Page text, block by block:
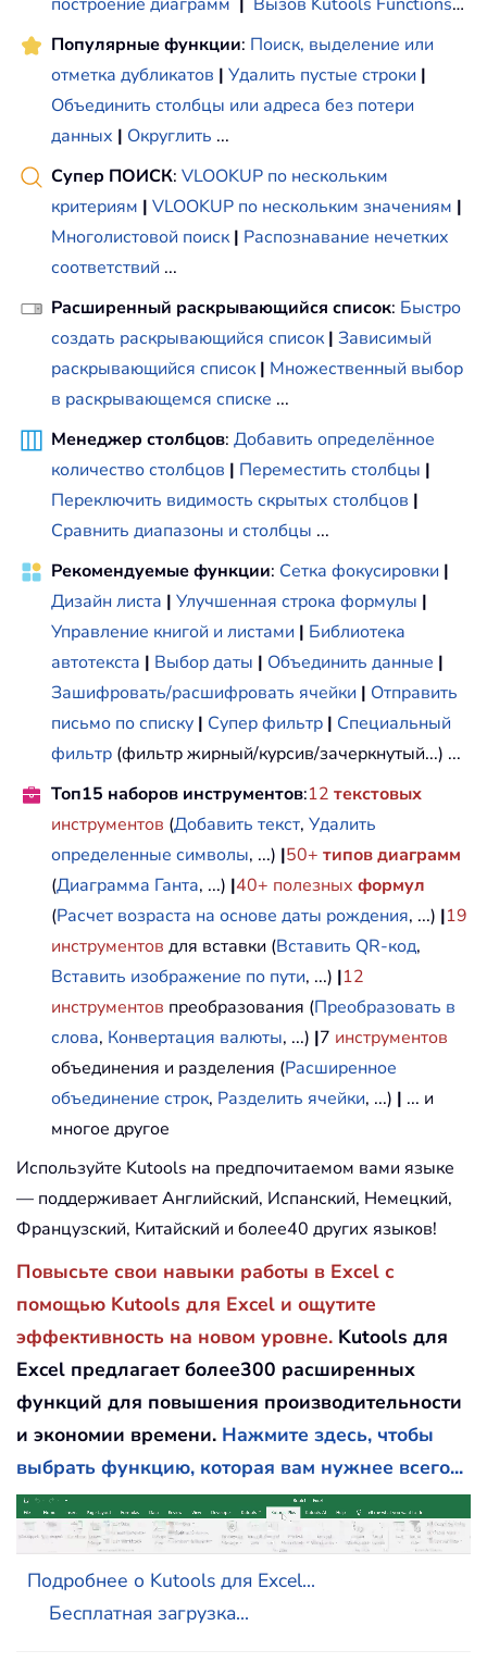
Популярные функции: Поиск, выделение или
отметка дубликатов | Удалить пустые строки |
Объединить столбцы или адреса без потери
данных | Округлить ...
Супер ПОИСК: VLOOKUP по нескольким
критериям | VLOOKUP по нескольким значениям |
Многолистовой поиск | Распознавание нечетких
соответствий ...
Расширенный раскрывающийся список: Быстро
создать раскрывающийся список | Зависимый
раскрывающийся список | Множественный выбор
в раскрывающемся списке ...
Менеджер столбцов: Добавить определённое
количество столбцов | Переместить столбцы |
Переключить видимость скрытых столбцов |
Сравнить диапазоны и столбцы ...
Рекомендуемые функции: Сетка фокусировки |
Дизайн листа | Улучшенная строка формулы |
Управление книгой и листами | Библиотека
автотекста | Выбор даты | Объединить данные |
Зашифровать/расшифровать ячейки | Отправить
письмо по списку | Супер фильтр | Специальный
фильтр (фильтр жирный/курсив/зачеркнутый...) ...
Топ15 наборов инструментов:12 текстовых
инструментов (Добавить текст, Удалить
определенные символы, ...) |50+ типов диаграмм
(Диаграмма Ганта, ...) |40+ полезных формул
(Расчет возраста на основе даты рождения, ...) |19
инструментов для вставки (Вставить QR-код,
Вставить изображение по пути, ...) |12
инструментов преобразования (Преобразовать в
слова, Конвертация валюты, ...) |7 инструментов
объединения и разделения (Расширенное
объединение строк, Разделить ячейки, ...) | ... и
многое другое
Используйте Kutools на предпочитаемом вами языке
— поддерживает Английский, Испанский, Немецкий,
Французский, Китайский и более40 других языков!
Повысьте свои навыки работы в Excel с
помощью Kutools для Excel и ощутите
эффективность на новом уровне. Kutools для
Excel предлагает более300 расширенных
функций для повышения производительности
и экономии времени. Нажмите здесь, чтобы
выбрать функцию, которая вам нужнее всего...
Подробнее о Kutools для Excel...
Бесплатная загрузка...